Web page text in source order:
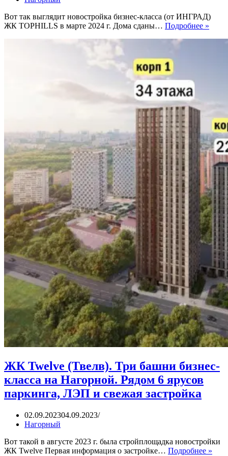
Вот так выглядит новостройка бизнес-класса (от ИНГРАД)
ЖК TOPHILLS в марте 2024 г. Дома сданы… Подробнее »
г.
ЖК Twelve (Твелв). Три башни бизнес-
класса на Нагорной. Рядом 6 ярусов
паркинга, ЛЭП и свежая застройка
02.09.202304.09.2023
Нагорный
Вот такой в августе 2023 г. была стройплощадка новостройки
ЖК Twelve Первая информация о застройке… Подробнее »